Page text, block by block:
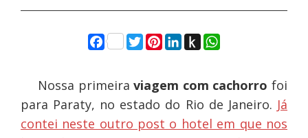
Facebook
Twitter
Pinterest
LinkedIn
Push
to
WhatsApp
Nossa primeiraviagem com cachorro foi
para Paraty, no estado do Rio de Janeiro. Já
contei neste outro post o hotel em que nos